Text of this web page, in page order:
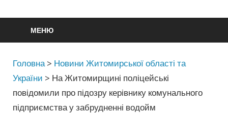
МЕНЮ
Головна > Новини Житомирської області та
України > На Житомирщині поліцейські
повідомили про підозру керівнику комунального
підприємства у забрудненні водойм